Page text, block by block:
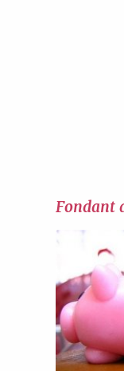
Fondant